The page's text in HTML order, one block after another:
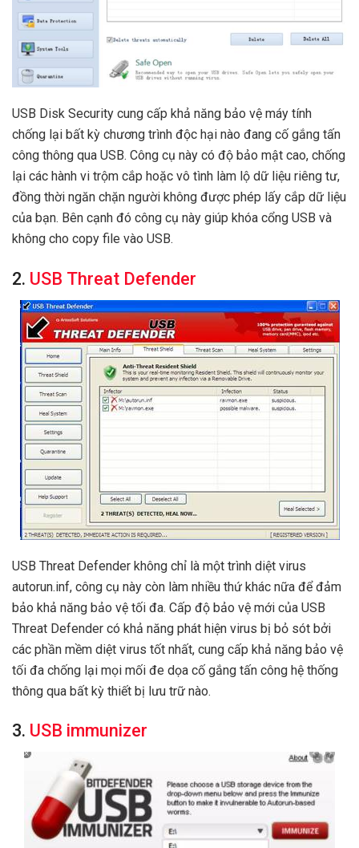
USB Disk Security cung cấp khả năng bảo vệ máy tính
chống lại bất kỳ chương trình độc hại nào đang cố gắng tấn
công thông qua USB. Công cụ này có độ bảo mật cao, chống
lại các hành vi trộm cắp hoặc vô tình làm lộ dữ liệu riêng tư,
đồng thời ngăn chặn người không được phép lấy cắp dữ liệu
của bạn. Bên cạnh đó công cụ này giúp khóa cổng USB và
không cho copy file vào USB.
2. USB Threat Defender
USB Threat Defender không chỉ là một trình diệt virus
autorun.inf, công cụ này còn làm nhiều thứ khác nữa để đảm
bảo khả năng bảo vệ tối đa. Cấp độ bảo vệ mới của USB
Threat Defender có khả năng phát hiện virus bị bỏ sót bởi
các phần mềm diệt virus tốt nhất, cung cấp khả năng bảo vệ
tối đa chống lại mọi mối đe dọa cố gắng tấn công hệ thống
thông qua bất kỳ thiết bị lưu trữ nào.
3. USB immunizer